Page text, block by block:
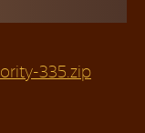
335.zip